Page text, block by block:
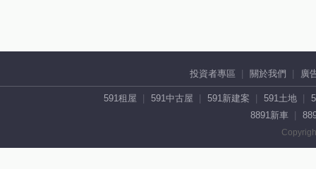
投資者專區 關於我們 廣
591租屋 591中古屋 591新建案 591土地
8891新車